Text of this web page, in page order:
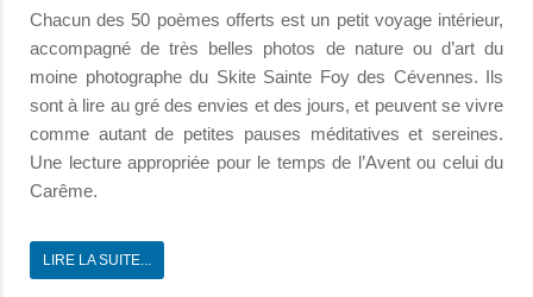
Chacun des 50 poèmes offerts est un petit voyage intérieur,
accompagné de très belles photos de nature ou d’art du
moine photographe du Skite Sainte Foy des Cévennes. Ils
sont à lire au gré des envies et des jours, et peuvent se vivre
comme autant de petites pauses méditatives et sereines.
Une lecture appropriée pour le temps de l’Avent ou celui du
Carême.
LIRE LA SUITE...